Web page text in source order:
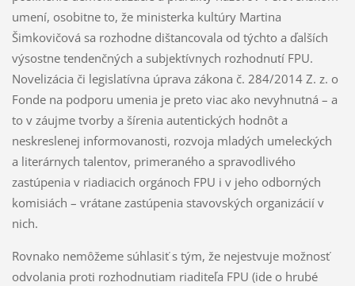
umení, osobitne to, že ministerka kultúry Martina
Šimkovičová sa rozhodne dištancovala od týchto a ďalších
výsostne tendenčných a subjektívnych rozhodnutí FPU.
Novelizácia či legislatívna úprava zákona č. 284/2014 Z. z. o
Fonde na podporu umenia je preto viac ako nevyhnutná – a
to v záujme tvorby a šírenia autentických hodnôt a
neskreslenej informovanosti, rozvoja mladých umeleckých
a literárnych talentov, primeraného a spravodlivého
zastúpenia v riadiacich orgánoch FPU i v jeho odborných
komisiách – vrátane zastúpenia stavovských organizácií v
nich.
Rovnako nemôžeme súhlasiť s tým, že nejestvuje možnosť
odvolania proti rozhodnutiam riaditeľa FPU (ide o hrubé